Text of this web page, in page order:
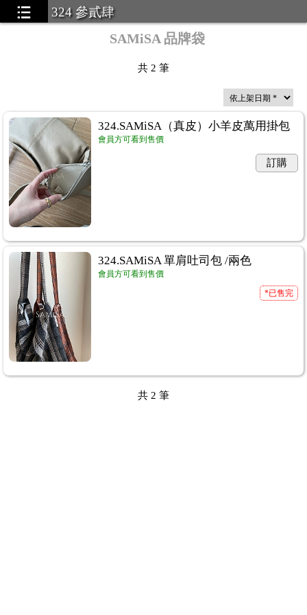
324 參貳肆
SAMiSA 品牌袋
共 2 筆
324.SAMiSA（真皮）小羊皮萬用掛包
會員方可看到售價
訂購
324.SAMiSA 單肩吐司包 /兩色
會員方可看到售價
*已售完
共 2 筆